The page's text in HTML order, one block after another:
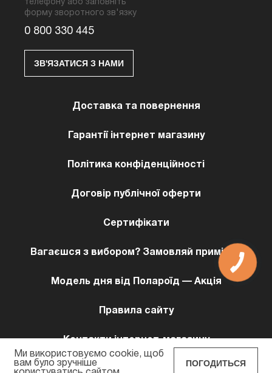
телефону або заповніть
форму зворотного зв'язку
0 800 330 445
ЗВ'ЯЗАТИСЯ З НАМИ
Доставка та повернення
Гарантії інтернет магазину
Політика конфіденційності
Договір публічної оферти
Сертифікати
Вагаєшся з вибором? Замовляй примірку!
Модель дня від Полароїд — Акція
Правила сайту
Контакти інтернет-магазину
Ми використовуємо cookie, щоб
вам було зручніше
ПОГОДИТЬСЯ